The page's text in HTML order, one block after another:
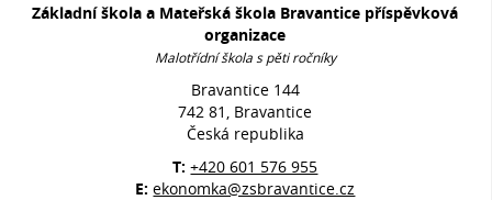
Základní škola a Mateřská škola Bravantice příspěvková
organizace
Malotřídní škola s pěti ročníky
Bravantice 144
742 81, Bravantice
Česká republika
T:+420 601 576 955
E:ekonomka@zsbravantice.cz